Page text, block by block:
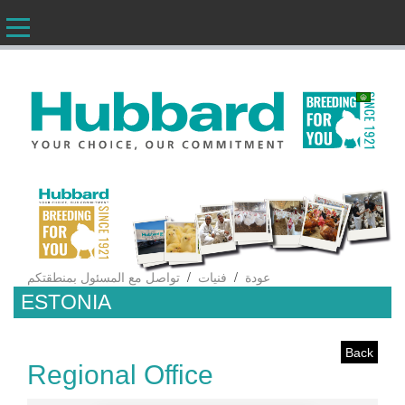
AR
عودة / فنيات / تواصل مع المسئول بمنطقتكم
ESTONIA
Back
Regional Office